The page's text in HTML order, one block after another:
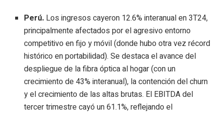
Perú. Los ingresos cayeron 12.6% interanual en 3T24,
principalmente afectados por el agresivo entorno
competitivo en fijo y móvil (donde hubo otra vez récord
histórico en portabilidad). Se destaca el avance del
despliegue de la fibra óptica al hogar (con un
crecimiento de 43% interanual), la contención del churn
y el crecimiento de las altas brutas. El EBITDA del
tercer trimestre cayó un 61.1%, reflejando el